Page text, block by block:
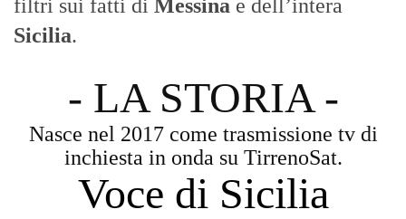
filtri sui fatti di Messina e dell’intera
Sicilia.
- LA STORIA -
Nasce nel 2017 come trasmissione tv di
inchiesta in onda su TirrenoSat.
Voce di Sicilia